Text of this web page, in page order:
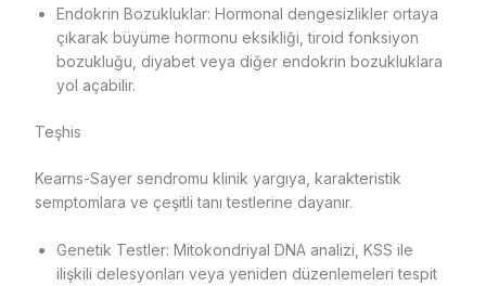
Endokrin Bozukluklar: Hormonal dengesizlikler ortaya
çıkarak büyüme hormonu eksikliği, tiroid fonksiyon
bozukluğu, diyabet veya diğer endokrin bozukluklara
yol açabilir.
Teşhis
Kearns-Sayer sendromu klinik yargıya, karakteristik
semptomlara ve çeşitli tanı testlerine dayanır.
Genetik Testler: Mitokondriyal DNA analizi, KSS ile
ilişkili delesyonları veya yeniden düzenlemeleri tespit